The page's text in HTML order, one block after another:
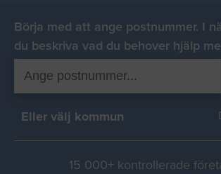
Börja med att ange postnummer. I
du beskriva vad du behover hjälp
Eller välj kommun
15 000+ kontrollerade